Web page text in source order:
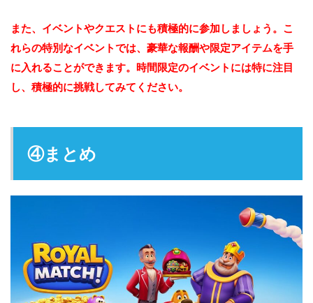
また、イベントやクエストにも積極的に参加しましょう。こ
れらの特別なイベントでは、豪華な報酬や限定アイテムを手
に入れることができます。時間限定のイベントには特に注目
し、積極的に挑戦してみてください。
④まとめ